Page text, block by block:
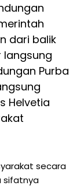
dari balik
Purba
Helvetia
secara
sifatnya